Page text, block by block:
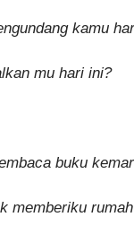
kamu
mu hari ini?
buku
memberiku